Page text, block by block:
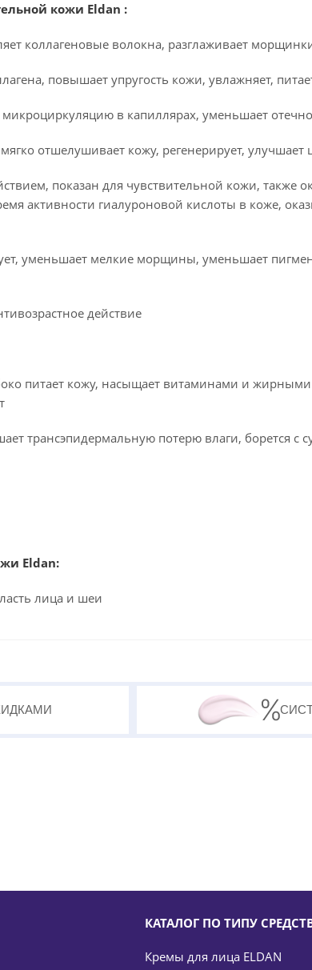
кожи Eldan :
коллагеновые волокна, разглаживает
повышает упругость кожи, увлажняет,
микроциркуляцию в капиллярах, уменьшает
отшелушивает кожу, регенерирует, улучшает
показан для чувствительной кожи, также
активности гиалуроновой кислоты в коже,
уменьшает мелкие морщины, уменьшает
действие
питает кожу, насыщает витаминами и
трансэпидермальную потерю влаги, борется с
Eldan:
лица и шеи
КАТАЛОГ ПО ТИПУ
Кремы для лица ELDAN